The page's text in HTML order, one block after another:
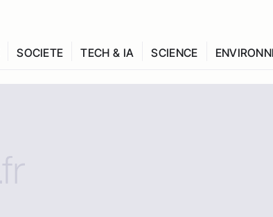
SOCIETE TECH & IA SCIENCE